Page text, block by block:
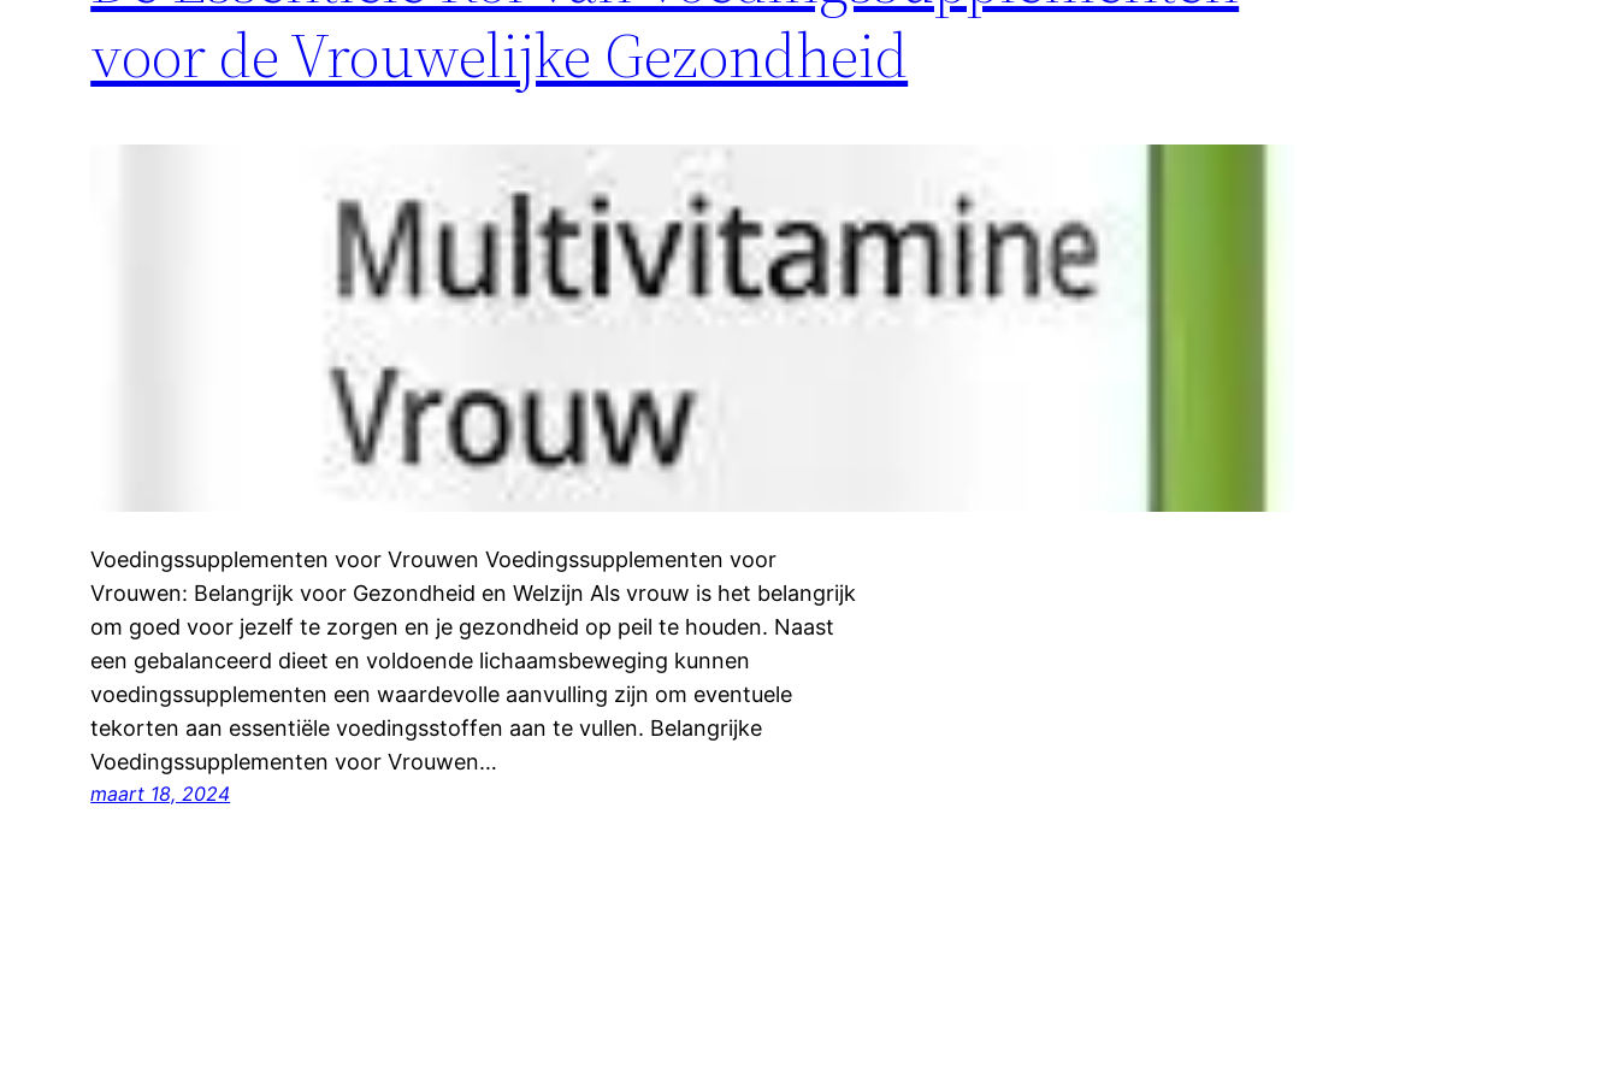
voor de Vrouwelijke Gezondheid
Voedingssupplementen voor Vrouwen Voedingssupplementen voor
Vrouwen: Belangrijk voor Gezondheid en Welzijn Als vrouw is het belangrijk
om goed voor jezelf te zorgen en je gezondheid op peil te houden. Naast
een gebalanceerd dieet en voldoende lichaamsbeweging kunnen
voedingssupplementen een waardevolle aanvulling zijn om eventuele
tekorten aan essentiële voedingsstoffen aan te vullen. Belangrijke
Voedingssupplementen voor Vrouwen…
maart 18, 2024